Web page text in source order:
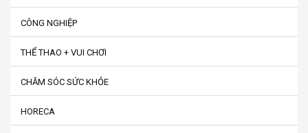
CÔNG NGHIỆP
THỂ THAO + VUI CHƠI
CHĂM SÓC SỨC KHỎE
HORECA